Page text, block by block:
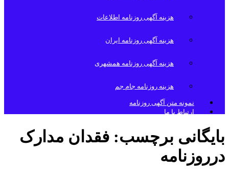
هزینه آگهی روزنامه اطلاعات
هزینه آگهی روزنامه ایران
هزینه آگهی روزنامه همشهری
هزینه روزنامه جام جم
نمونه متن آگهی روزنامه
ارتباط با ما
بایگانی برچسب: فقدان مدارک
درروزنامه